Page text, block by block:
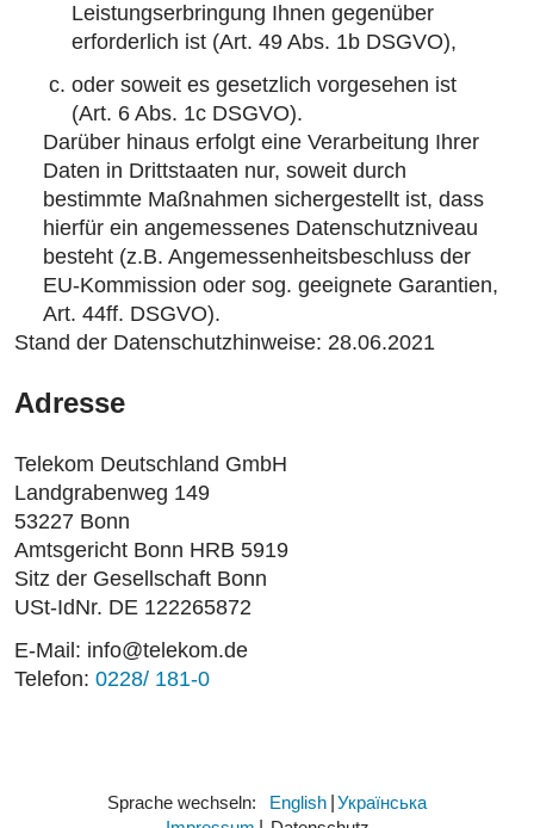
Leistungserbringung Ihnen gegenüber
erforderlich ist (Art. 49 Abs. 1b DSGVO),
oder soweit es gesetzlich vorgesehen ist
(Art. 6 Abs. 1c DSGVO).
Darüber hinaus erfolgt eine Verarbeitung Ihrer
Daten in Drittstaaten nur, soweit durch
bestimmte Maßnahmen sichergestellt ist, dass
hierfür ein angemessenes Datenschutzniveau
besteht (z.B. Angemessenheitsbeschluss der
EU-Kommission oder sog. geeignete Garantien,
Art. 44ff. DSGVO).
Stand der Datenschutzhinweise: 28.06.2021
Adresse
Telekom Deutschland GmbH
Landgrabenweg 149
53227 Bonn
Amtsgericht Bonn HRB 5919
Sitz der Gesellschaft Bonn
USt-IdNr. DE 122265872
E-Mail: info@telekom.de
Telefon: 0228/ 181-0
Sprache wechseln: ​English ​Українська